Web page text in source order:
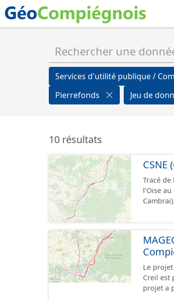
Services d'utilité publique /
Pierrefonds
Jeu de
10 résultats
CSNE
Tracé
l’Oise
Le projet
Creil est
projet a